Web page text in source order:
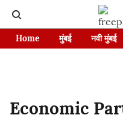
Home मुंबई नवी मुंबई
Economic